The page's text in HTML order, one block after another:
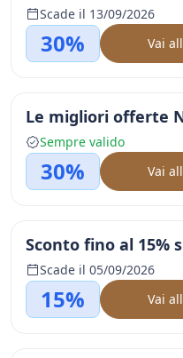
Scade il 13/09/2026
30% Vai
Le migliori offerte
Sempre valido
30% Vai
Sconto fino al 15%
Scade il 05/09/2026
15% Vai